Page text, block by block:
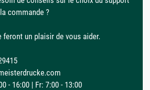
commande ?
feront un plaisir de vous aider.
- 16:00 | Fr: 7:00 - 13:00